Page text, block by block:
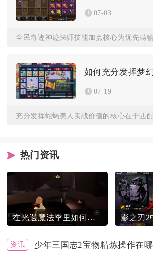
07-03
07-19
热门资讯
在光遇魔法季里如何前往魔法商店
资讯 少年三国志2宝物精炼操作在哪